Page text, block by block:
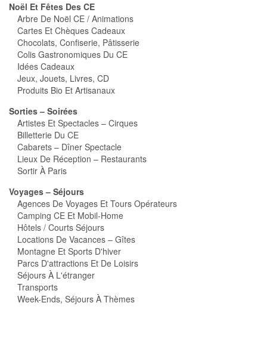
Noël Et Fêtes Des CE
Arbre De Noël CE / Animations
Cartes Et Chèques Cadeaux
Chocolats, Confiserie, Pâtisserie
Colis Gastronomiques Du CE
Idées Cadeaux
Jeux, Jouets, Livres, CD
Produits Bio Et Artisanaux
Sorties – Soirées
Artistes Et Spectacles – Cirques
Billetterie Du CE
Cabarets – Dîner Spectacle
Lieux De Réception – Restaurants
Sortir À Paris
Voyages – Séjours
Agences De Voyages Et Tours Opérateurs
Camping CE Et Mobil-Home
Hôtels / Courts Séjours
Locations De Vacances – Gîtes
Montagne Et Sports D'hiver
Parcs D'attractions Et De Loisirs
Séjours À L'étranger
Transports
Week-Ends, Séjours À Thèmes